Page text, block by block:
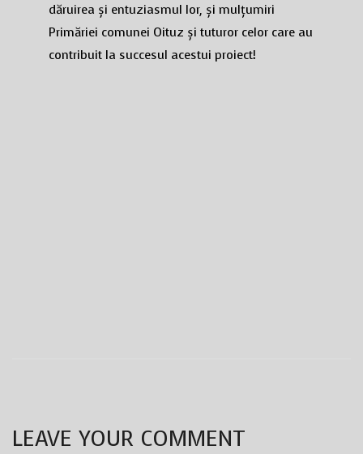
dăruirea și entuziasmul lor, și mulțumiri
Primăriei comunei Oituz și tuturor celor care au
contribuit la succesul acestui proiect!
LEAVE YOUR COMMENT